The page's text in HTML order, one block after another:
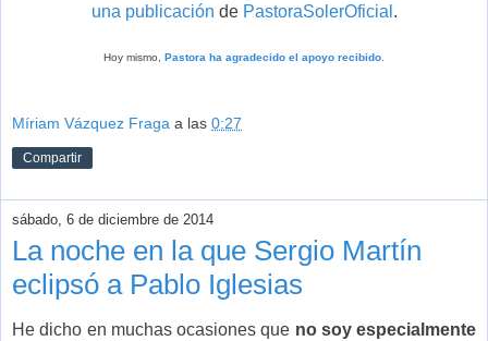
una publicación de PastoraSolerOficial .
Hoy mismo, Pastora ha agradecido el apoyo recibido
Míriam Vázquez Fraga a las 0:27
Compartir
sábado, 6 de diciembre de 2014
La noche en la que Sergio Martín
eclipsó a Pablo Iglesias
He dicho en muchas ocasiones que no soy especialmente